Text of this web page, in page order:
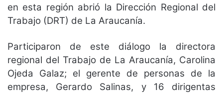
en esta región abrió la Dirección Regional del
Trabajo (DRT) de La Araucanía.
Participaron de este diálogo la directora
regional del Trabajo de La Araucanía, Carolina
Ojeda Galaz; el gerente de personas de la
empresa, Gerardo Salinas, y 16 dirigentas